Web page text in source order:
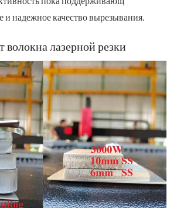
и надежное качество вырезывания.
волокна лазерной резки